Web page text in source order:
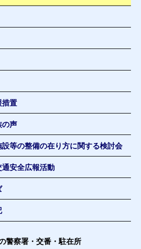
措置
の声
等の整備の在り方に関する検討会
安全広報活動
警察署・交番・駐在所